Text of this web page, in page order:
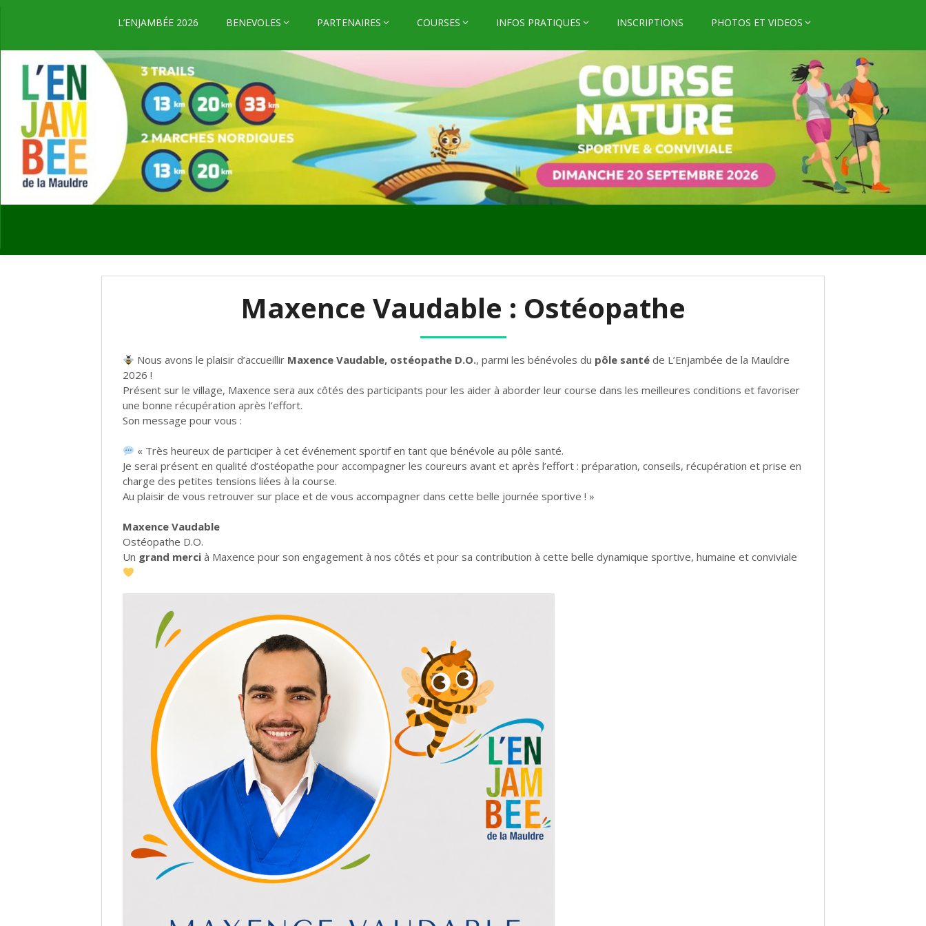
L’ENJAMBÉE 2026 BENEVOLES PARTENAIRES COURSES INFOS PRATIQUES INSCRIPTIONS PHOTOS ET VIDEOS
Maxence Vaudable : Ostéopathe
Nous avons le plaisir d’accueillir Maxence Vaudable, ostéopathe D.O., parmi les bénévoles du pôle santé de L’Enjambée de la Mauldre
2026 !
Présent sur le village, Maxence sera aux côtés des participants pour les aider à aborder leur course dans les meilleures conditions et favoriser
une bonne récupération après l’effort.
Son message pour vous :
« Très heureux de participer à cet événement sportif en tant que bénévole au pôle santé.
Je serai présent en qualité d’ostéopathe pour accompagner les coureurs avant et après l’effort : préparation, conseils, récupération et prise en
charge des petites tensions liées à la course.
Au plaisir de vous retrouver sur place et de vous accompagner dans cette belle journée sportive ! »
Maxence Vaudable
Ostéopathe D.O.
Un grand merci à Maxence pour son engagement à nos côtés et pour sa contribution à cette belle dynamique sportive, humaine et conviviale